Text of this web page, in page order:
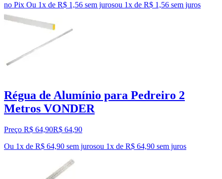
no Pix Ou 1x de R$ 1,56 sem jurosou 1x de R$ 1,56 sem juros
Régua de Alumínio para Pedreiro 2
Metros VONDER
Preço R$ 64,90R$ 64,90
Ou 1x de R$ 64,90 sem jurosou 1x de R$ 64,90 sem juros